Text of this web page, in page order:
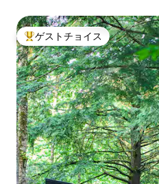
大好評のゲストチョイスです。
ゲストチョイス